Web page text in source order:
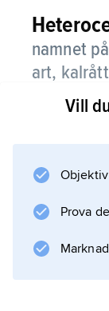
namnet
art,
Vill
Prova